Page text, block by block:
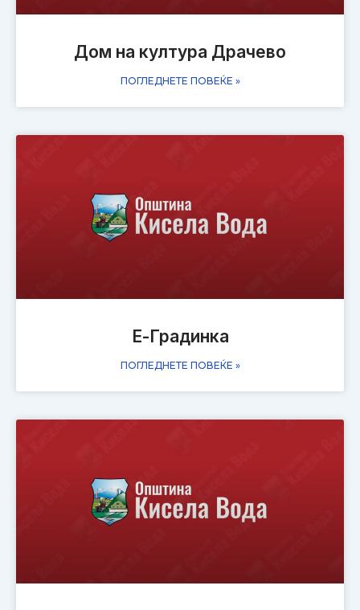
Дом на култура Драчево
ПОГЛЕДНЕТЕ ПОВЕЌЕ »
Е-Градинка
ПОГЛЕДНЕТЕ ПОВЕЌЕ »